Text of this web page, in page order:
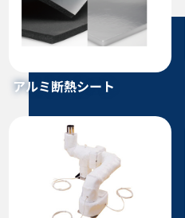
カタログダウンロード
アルミ断熱シート